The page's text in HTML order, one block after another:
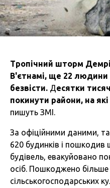
Тропічний шторм
В'єтнамі, ще 22
безвісти. Десятки
покинути райони, на
пишуть ЗМІ.
За офіційними даними,
620 будинків і
будівель, евакуйовано
осіб. Пошкоджено більше
сільськогосподарських